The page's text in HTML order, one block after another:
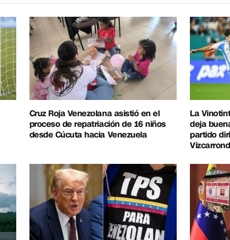
Cruz Roja Venezolana asistió en el
proceso de repatriación de 16 niños
desde Cúcuta hacia Venezuela
La
deja
partido